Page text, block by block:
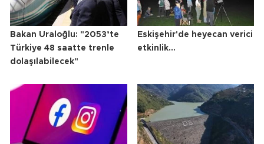
Bakan Uraloğlu: "2053’te
Türkiye 48 saatte trenle
dolaşılabilecek"
Eskişehir'de heyecan verici
etkinlik...